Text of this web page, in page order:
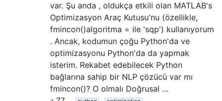
var. Şu anda , oldukça etkili olan MATLAB's
Optimizasyon Araç Kutusu'nu (özellikle,
fmincon()algoritma = ile 'sqp') kullanıyorum
. Ancak, kodumun çoğu Python'da ve
optimizasyonu Python'da da yapmak
isterim. Rekabet edebilecek Python
bağlarına sahip bir NLP çözücü var mı
fmincon()? O olmalı Doğrusal …